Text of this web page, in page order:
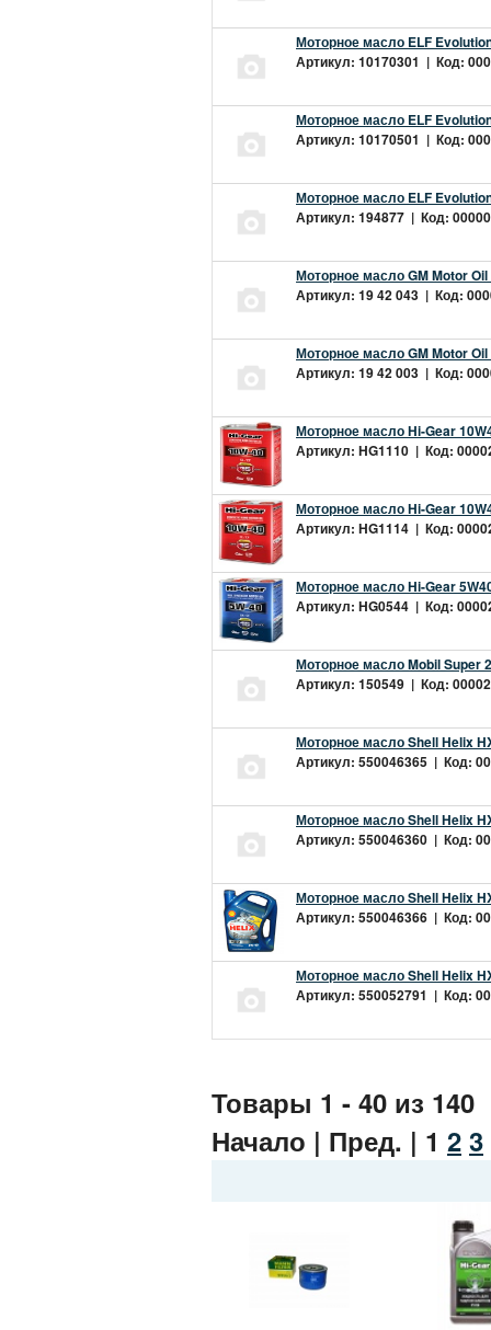
Моторное масло ELF
Артикул: 10170301 | Код:
Моторное масло ELF
Артикул: 10170501 | Код:
Моторное масло ELF
Артикул: 194877 | Код:
Моторное масло GM Motor Oil
Артикул: 19 42 043 | Код:
Моторное масло GM Motor
Артикул: 19 42 003 | Код:
Моторное масло Hi-Gear
Артикул: HG1110 | Код:
Моторное масло Hi-Gear
Артикул: HG1114 | Код:
Моторное масло Hi-Gear
Артикул: HG0544 | Код:
Моторное масло Mobil Super
Артикул: 150549 | Код:
Моторное масло Shell Helix
Артикул: 550046365 | Код:
Моторное масло Shell Helix
Артикул: 550046360 | Код:
Моторное масло Shell Helix
Артикул: 550046366 | Код:
Моторное масло Shell Helix
Артикул: 550052791 | Код:
Товары 1 - 40 из 140
Начало | Пред. | 1 2 3